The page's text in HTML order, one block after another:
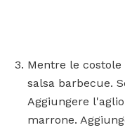
Mentre le
salsa barbecue.
Aggiungere
marrone.